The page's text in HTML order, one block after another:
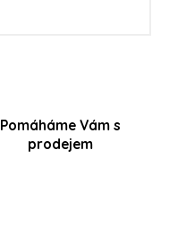
Pomáháme Vám s
prodejem